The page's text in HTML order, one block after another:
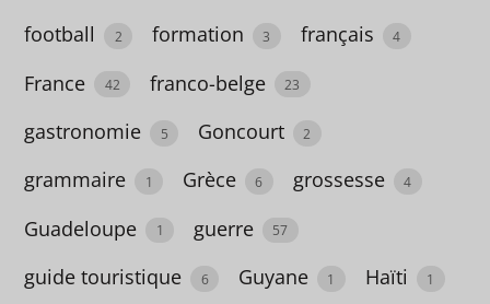
13
Age d’or
imaginaire
football 2 formation 3 français 4
France 42 franco-belge 23
gastronomie 5 Goncourt 2
grammaire 1 Grèce 6 grossesse 4
Guadeloupe 1 guerre 57
guide touristique 6 Guyane 1 Haïti 1